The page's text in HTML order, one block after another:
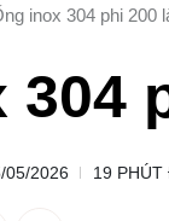
inox 304 phi 200
304
05/2026 19 PHÚT